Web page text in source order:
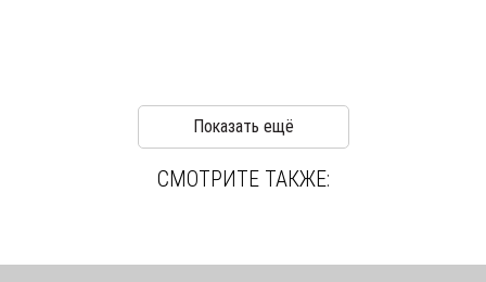
Показать ещё
СМОТРИТЕ ТАКЖЕ: